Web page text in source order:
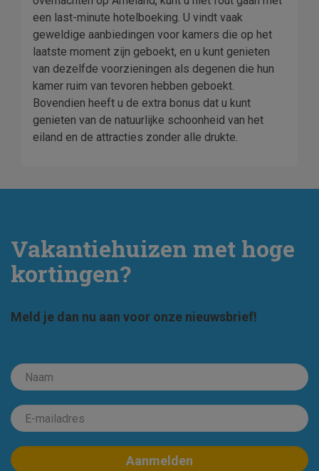
een last-minute hotelboeking. U vindt vaak
geweldige aanbiedingen voor kamers die op het
laatste moment zijn geboekt, en u kunt genieten
van dezelfde voorzieningen als degenen die hun
kamer ruim van tevoren hebben geboekt.
Bovendien heeft u de extra bonus dat u kunt
genieten van de natuurlijke schoonheid van het
eiland en de attracties zonder alle drukte.
Vakantiehuizen met hoge
kortingen?
Meld je dan nu aan voor onze nieuwsbrief!